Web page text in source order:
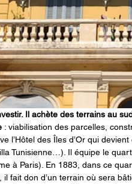
Il achète des terrains au
: viabilisation des parcelles,
l’Hôtel des Îles d’Or qui
Tunisienne…). Il équipe le
à Paris). En 1883, dans ce
il fait don d’un terrain où sera